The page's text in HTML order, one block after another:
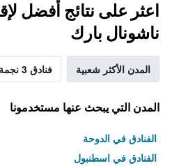
اعثر على نتائج أفضل
ناشونال بارك
المدن الأكثر شعبية فنادق 3 نجمة
المدن التي يبحث عنها مستخدمونا
الفنادق في الدوحة
الفنادق في اسطنبول